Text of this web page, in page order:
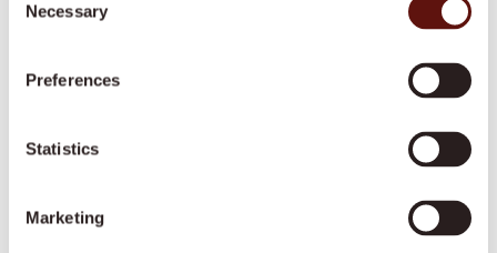
Selection
Necessary
Preferences
Statistics
Marketing
wonen.
Word onderdeel van een leuke, jonge en open
Er wordt naar je geluisterd, jouw mening telt.
Altijd support: 24/7 hulp van je collega’s in het
We investeren in jou! Met trainingen die erg zinvol